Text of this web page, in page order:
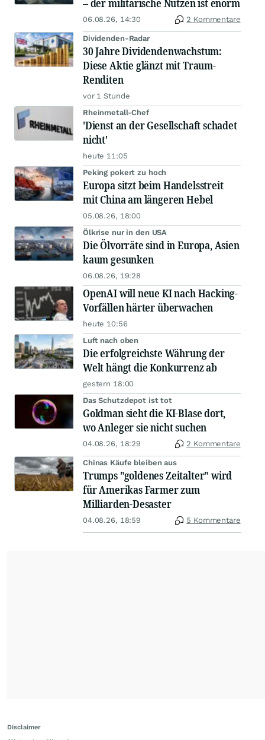
– der militärische Nutzen ist enorm
06.08.26, 14:30 2 Kommentare
Dividenden-Radar
30 Jahre Dividendenwachstum:
Diese Aktie glänzt mit Traum-
Renditen
vor 1 Stunde
Rheinmetall-Chef
'Dienst an der Gesellschaft schadet
nicht'
heute 11:05
Peking pokert zu hoch
Europa sitzt beim Handelsstreit
mit China am längeren Hebel
05.08.26, 18:00
Ölkrise nur in den USA
Die Ölvorräte sind in Europa, Asien
kaum gesunken
06.08.26, 19:28
OpenAI will neue KI nach Hacking-
Vorfällen härter überwachen
heute 10:56
Luft nach oben
Die erfolgreichste Währung der
Welt hängt die Konkurrenz ab
gestern 18:00
Das Schutzdepot ist tot
Goldman sieht die KI-Blase dort,
wo Anleger sie nicht suchen
04.08.26, 18:29 2 Kommentare
Chinas Käufe bleiben aus
Trumps "goldenes Zeitalter" wird
für Amerikas Farmer zum
Milliarden-Desaster
04.08.26, 18:59 5 Kommentare
Disclaimer